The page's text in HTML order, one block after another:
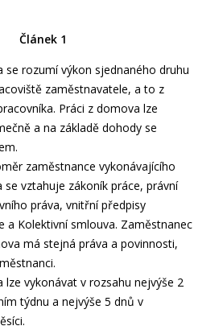
Článek 1
se rozumí výkon sjednaného druhu
zaměstnavatele, a to z
Práci z domova lze
a na základě dohody se
zaměstnance vykonávajícího
se vztahuje zákoník práce, právní
práva, vnitřní předpisy
a Kolektivní smlouva. Zaměstnanec
má stejná práva a povinnosti,
lze vykonávat v rozsahu nejvýše 2
týdnu a nejvýše 5 dnů v